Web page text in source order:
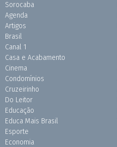
Sorocaba
Agenda
Artigos
Brasil
Canal 1
Casa e Acabamento
Cinema
Condomínios
Cruzeirinho
Do Leitor
Educação
Educa Mais Brasil
Esporte
Economia